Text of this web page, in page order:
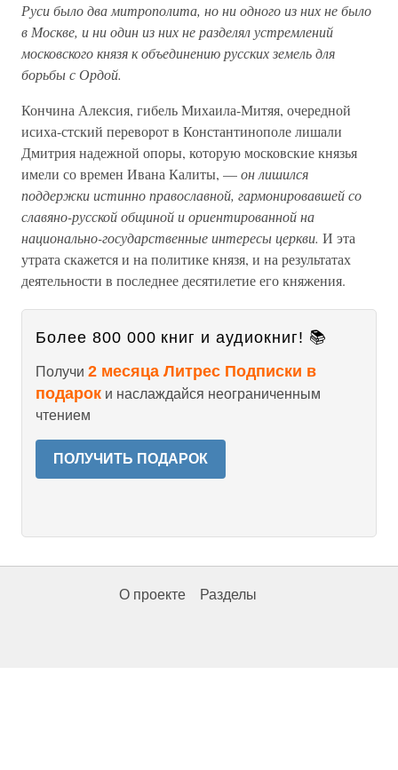
Руси было два митрополита, но ни одного из них не было
в Москве, и ни один из них не разделял устремлений
московского князя к объединению русских земель для
борьбы с Ордой.
Кончина Алексия, гибель Михаила-Митяя, очередной
исиха-стский переворот в Константинополе лишали
Дмитрия надежной опоры, которую московские князья
имели со времен Ивана Калиты, —он лишился
поддержки истинно православной, гармонировавшей со
славяно-русской общиной и ориентированной на
национально-государственные интересы церкви. И эта
утрата скажется и на политике князя, и на результатах
деятельности в последнее десятилетие его княжения.
Более 800 000 книг и аудиокниг! 📚
Получи 2 месяца Литрес Подписки в
подарок и наслаждайся неограниченным
чтением
ПОЛУЧИТЬ ПОДАРОК
О проекте Разделы